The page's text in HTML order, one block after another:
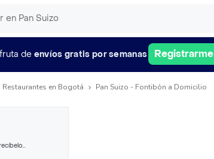
de envíos gratis por semanas Registrarme
Restaurantes en Bogotá Pan Suizo - Fontibón a Domicilio